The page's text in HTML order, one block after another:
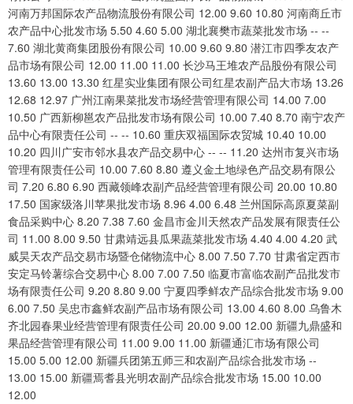
河南万邦国际农产品物流股份有限公司 12.00 9.60 10.80 河南商丘市
农产品中心批发市场 5.50 4.60 5.00 湖北襄樊市蔬菜批发市场 -- --
7.60 湖北黄商集团股份有限公司 10.00 9.60 9.80 潜江市四季友农产
品市场有限公司 12.00 11.00 11.00 长沙马王堆农产品股份有限公司
13.60 13.00 13.30 红星实业集团有限公司红星农副产品大市场 13.26
12.68 12.97 广州江南果菜批发市场经营管理有限公司 14.00 7.00
10.50 广西新柳邕农产品批发市场有限公司 10.00 7.40 8.70 南宁农产
品中心有限责任公司 -- -- 10.60 重庆双福国际农贸城 10.40 10.00
10.20 四川广安市邻水县农产品交易中心 -- -- 11.20 达州市复兴市场
管理有限责任公司 10.00 7.60 8.80 遵义金土地绿色产品交易有限公
司 7.20 6.80 6.90 西藏领峰农副产品经营管理有限公司 20.00 10.80
17.50 国家级洛川苹果批发市场 8.96 4.00 6.48 兰州国际高原夏菜副
食品采购中心 8.20 7.38 7.60 金昌市金川天然农产品发展有限责任公
司 11.00 8.00 9.50 甘肃靖远县瓜果蔬菜批发市场 4.40 4.00 4.20 武
威昊天农产品交易市场暨仓储物流中心 8.00 7.50 7.70 甘肃省定西市
安定马铃薯综合交易中心 8.00 7.00 7.50 临夏市富临农副产品批发市
场有限责任公司 9.20 8.80 9.00 宁夏四季鲜农产品综合批发市场 9.00
6.00 7.50 吴忠市鑫鲜农副产品市场有限公司 13.00 4.60 8.00 乌鲁木
齐北园春果业经营管理有限责任公司 20.00 9.00 12.00 新疆九鼎盛和
果品经营管理有限公司 11.00 9.00 11.00 新疆通汇市场有限公司
15.00 5.00 12.00 新疆兵团第五师三和农副产品综合批发市场 --
13.00 15.00 新疆焉耆县光明农副产品综合批发市场 15.00 10.00
12.00